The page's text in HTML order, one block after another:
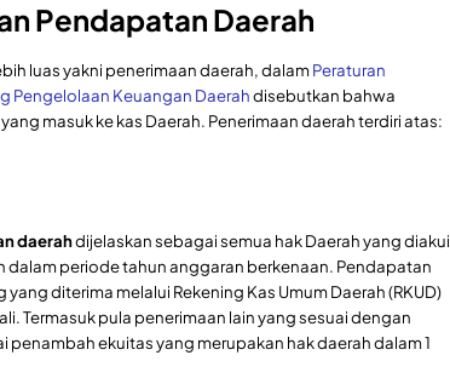
Pendapatan Daerah
luas yakni penerimaan daerah, dalamPeraturan
Pengelolaan Keuangan Daerahdisebutkan bahwa
masuk ke kas Daerah. Penerimaan daerah terdiri atas:
daerahdijelaskan sebagai semua hak Daerah yang diakui
dalam periode tahun anggaran berkenaan. Pendapatan
diterima melalui Rekening Kas Umum Daerah (RKUD)
Termasuk pula penerimaan lain yang sesuai dengan
ekuitas yang merupakan hak daerah dalam 1